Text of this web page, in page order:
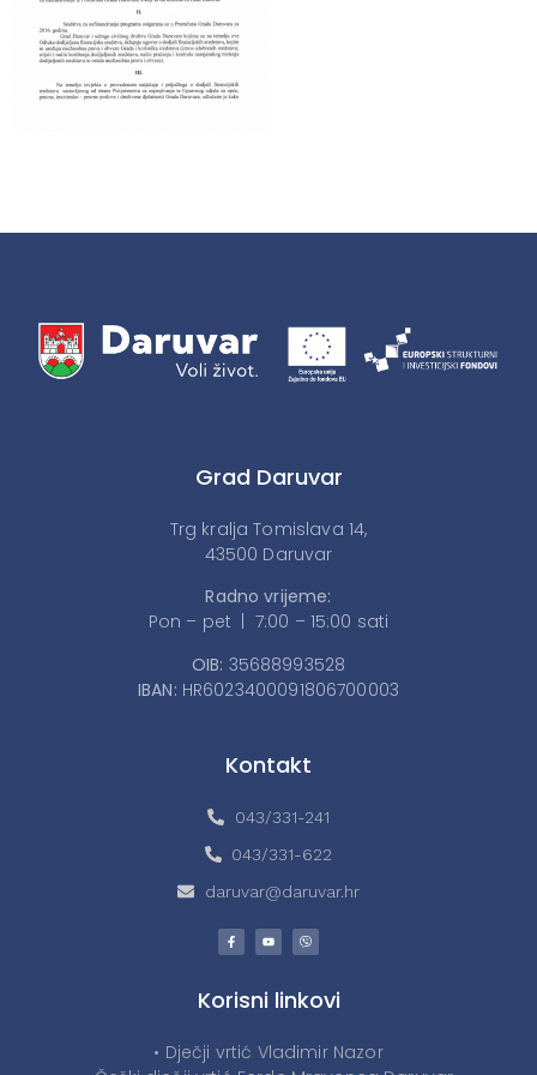
Grad Daruvar
Trg kralja Tomislava 14,
43500 Daruvar
Radno vrijeme:
Pon – pet | 7:00 – 15:00 sati
OIB: 35688993528
IBAN: HR6023400091806700003
Kontakt
043/331-241
043/331-622
daruvar@daruvar.hr
Korisni linkovi
• Dječji vrtić Vladimir Nazor